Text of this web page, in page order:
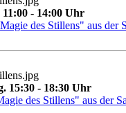
- 14:00 Uhr
des Stillens" aus der
15:30 - 18:30 Uhr
des Stillens" aus der